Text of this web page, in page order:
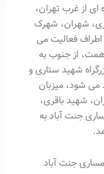
از غرب تهران،
شهران، شهرک
فعالیت می
همت، از جنوب به
شهید ستاری و
می شود، میزبان
شهید باقری،
جنت آباد به
جنت آباد